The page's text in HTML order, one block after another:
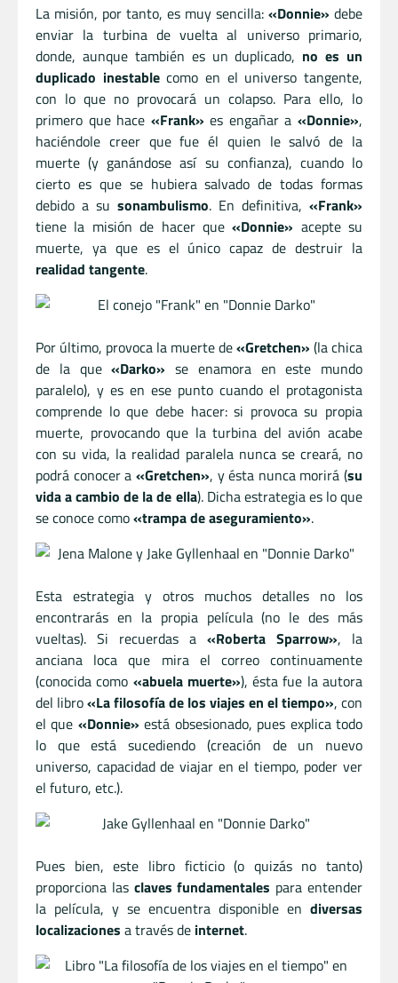
La misión, por tanto, es muy sencilla: «Donnie» debe
enviar la turbina de vuelta al universo primario,
donde, aunque también es un duplicado, no es un
duplicado inestablecomo en el universo tangente,
con lo que no provocará un colapso. Para ello, lo
primero que hace «Frank» es engañar a«Donnie»,
haciéndole creer que fue él quien le salvó de la
muerte (y ganándose así su confianza), cuando lo
cierto es que se hubiera salvado de todas formas
debido a su sonambulismo. En definitiva, «Frank»
tiene la misión de hacer que«Donnie» acepte su
muerte, ya que es el único capaz de destruir la
realidad tangente.
Por último, provoca la muerte de«Gretchen» (la chica
de la que«Darko» se enamora en este mundo
paralelo), y es en ese punto cuando el protagonista
comprende lo que debe hacer: si provoca su propia
muerte, provocando que la turbina del avión acabe
con su vida, la realidad paralela nunca se creará, no
podrá conocer a «Gretchen», y ésta nunca morirá (su
vida a cambio de la de ella). Dicha estrategia es lo que
se conoce como«trampa de aseguramiento».
Esta estrategia y otros muchos detalles no los
encontrarás en la propia película (no le des más
vueltas). Si recuerdas a «Roberta Sparrow», la
anciana loca que mira el correo continuamente
(conocida como «abuela muerte»), ésta fue la autora
del libro«La filosofía de los viajes en el tiempo», con
el que «Donnie» está obsesionado, pues explica todo
lo que está sucediendo (creación de un nuevo
universo, capacidad de viajar en el tiempo, poder ver
el futuro, etc.).
Pues bien, este libro ficticio (o quizás no tanto)
proporciona las claves fundamentales para entender
la película, y se encuentra disponible en diversas
localizaciones a través de internet.